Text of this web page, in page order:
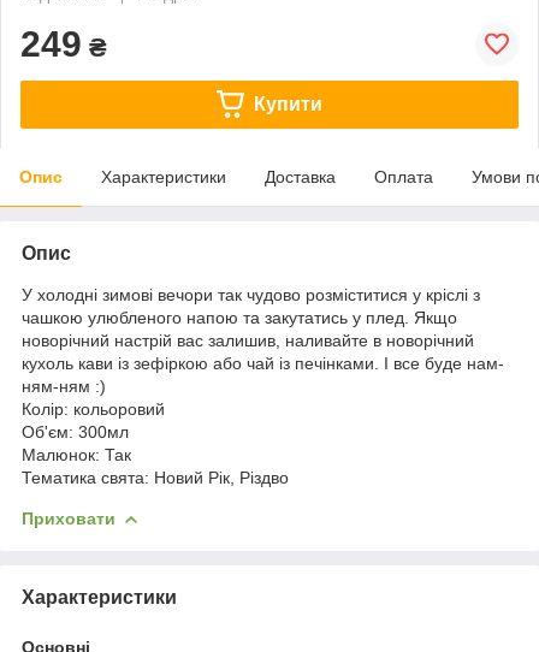
249 ₴
Купити
Опис Характеристики Доставка Оплата Умови
Опис
У холодні зимові вечори так чудово розміститися у кріслі з
чашкою улюбленого напою та закутатись у плед. Якщо
новорічний настрій вас залишив, наливайте в новорічний
кухоль кави із зефіркою або чай із печінками. І все буде нам-
ням-ням :)
Колір: кольоровий
Об'єм: 300мл
Малюнок: Так
Тематика свята: Новий Рік, Різдво
Приховати
Характеристики
Основні